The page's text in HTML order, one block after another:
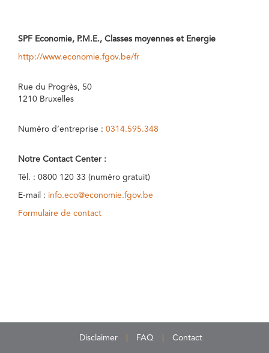
SPF Economie, P.M.E., Classes moyennes et Energie
http://www.economie.fgov.be/fr
Rue du Progrès, 50
1210 Bruxelles
Numéro d’entreprise : 0314.595.348
Notre Contact Center :
Tél. : 0800 120 33 (numéro gratuit)
E-mail : info.eco@economie.fgov.be
Formulaire de contact
Disclaimer FAQ Contact